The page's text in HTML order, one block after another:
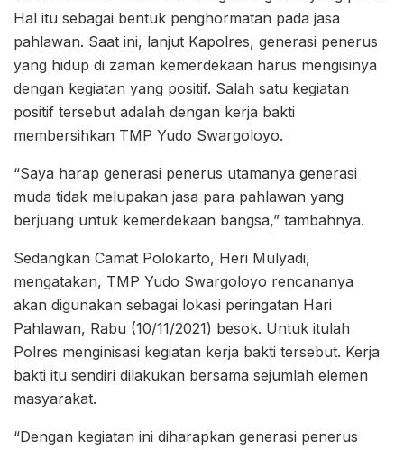
Hal itu sebagai bentuk penghormatan pada jasa
pahlawan. Saat ini, lanjut Kapolres, generasi penerus
yang hidup di zaman kemerdekaan harus mengisinya
dengan kegiatan yang positif. Salah satu kegiatan
positif tersebut adalah dengan kerja bakti
membersihkan TMP Yudo Swargoloyo.
“Saya harap generasi penerus utamanya generasi
muda tidak melupakan jasa para pahlawan yang
berjuang untuk kemerdekaan bangsa,” tambahnya.
Sedangkan Camat Polokarto, Heri Mulyadi,
mengatakan, TMP Yudo Swargoloyo rencananya
akan digunakan sebagai lokasi peringatan Hari
Pahlawan, Rabu (10/11/2021) besok. Untuk itulah
Polres menginisasi kegiatan kerja bakti tersebut. Kerja
bakti itu sendiri dilakukan bersama sejumlah elemen
masyarakat.
“Dengan kegiatan ini diharapkan generasi penerus